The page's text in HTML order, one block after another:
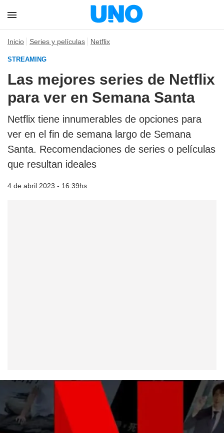
Inicio Series y películas Netflix
STREAMING
Las mejores series de Netflix
para ver en Semana Santa
Netflix tiene innumerables de opciones para
ver en el fin de semana largo de Semana
Santa. Recomendaciones de series o películas
que resultan ideales
4 de abril 2023 - 16:39hs